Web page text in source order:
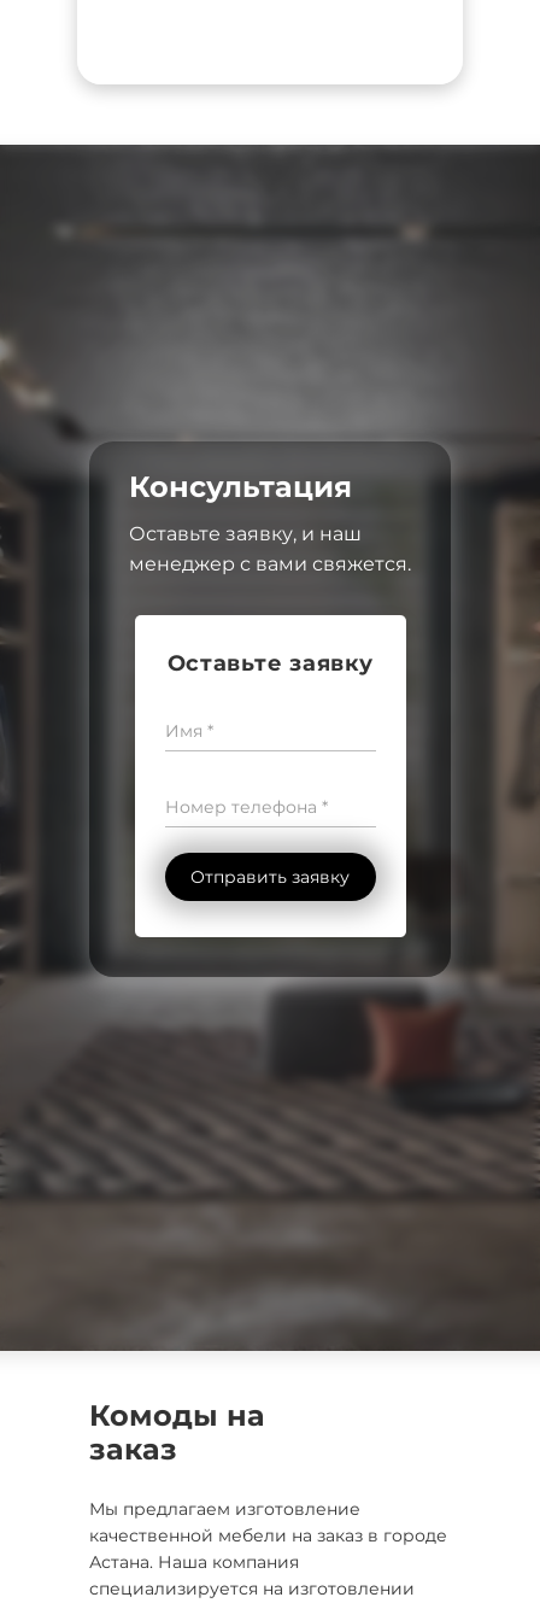
Консультация
Оставьте заявку
Имя *
Номер телефона *
Отправить заявку
Оставьте заявку, и наш
менеджер с вами свяжется.
Мы предлагаем изготовление
качественной мебели на заказ в городе
Астана. Наша компания
специализируется на изготовлении
Комоды на
заказ